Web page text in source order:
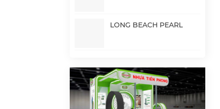
LONG BEACH PEARL